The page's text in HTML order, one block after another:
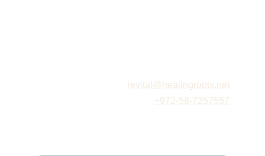
revital@healingroots.net
+972-58-7257557